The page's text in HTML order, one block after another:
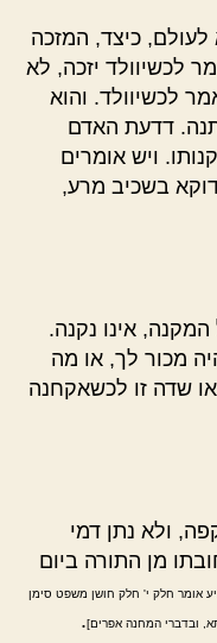
כיצד, המזכה
לכשיוולד יזכה, לא
לכשיוולד. והוא
דדעת האדם
ויש אומרים
בשכיב מרע,
אינו נקנה.
מכור לך, או מה
שדה זו לכשאקחנה
ולא נתן דמי
מן התורה ביום
אומר חלק י' חלק חושן משפט סימן
ובדברי המחנה אפרים].